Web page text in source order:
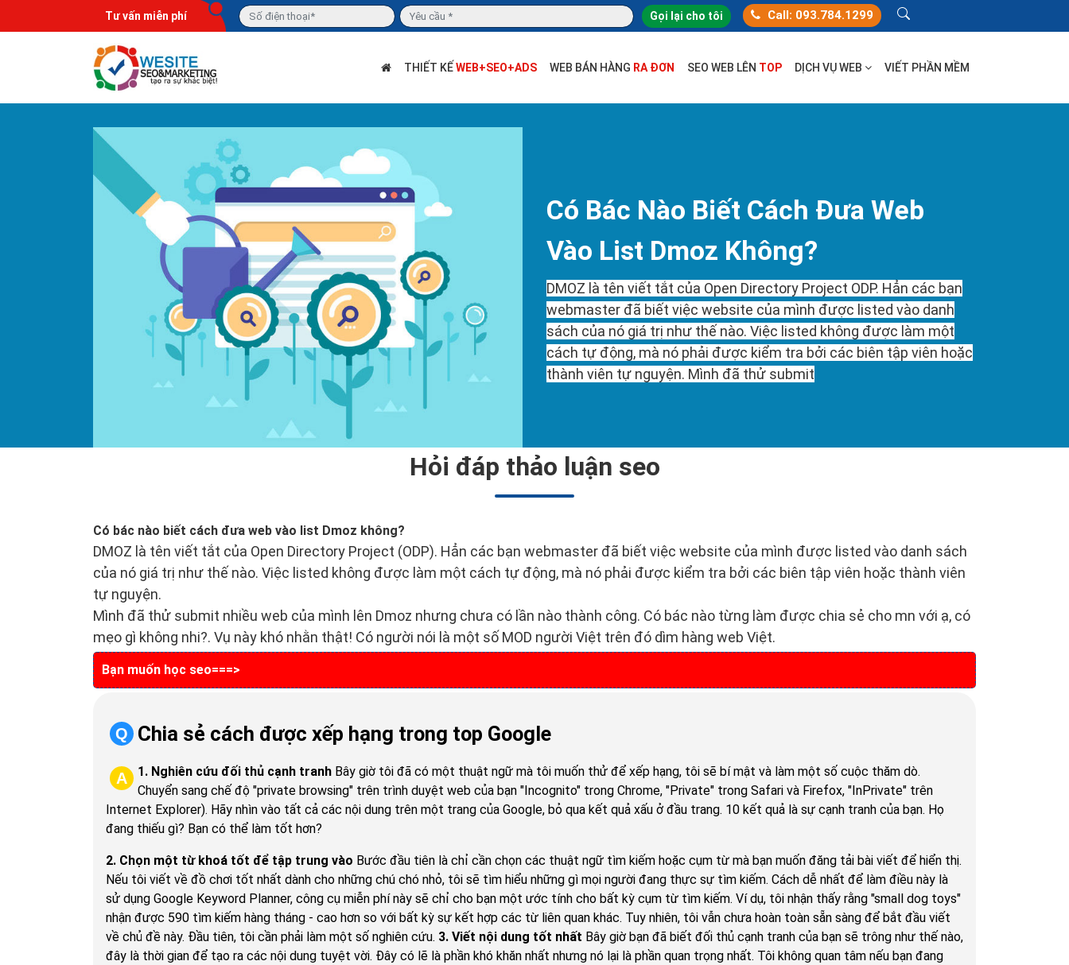
Tư vấn miễn phí Gọi lại cho tôi Call: 093.784.1299
THIẾT KẾWEB+SEO+ADS WEB BÁN HÀNG RA ĐƠN SEO WEB LÊN TOP DỊCH VỤ WEB VIẾT PHẦN MỀM
Có Bác Nào Biết Cách Đưa Web
Vào List Dmoz Không?
DMOZ là tên viết tắt của Open Directory Project ODP. Hẳn các bạn
webmaster đã biết việc website của mình được listed vào danh
sách của nó giá trị như thế nào. Việc listed không được làm một
cách tự động, mà nó phải được kiểm tra bởi các biên tập viên hoặc
thành viên tự nguyện. Mình đã thử submit
Hỏi đáp thảo luận seo
Có bác nào biết cách đưa web vào list Dmoz không?
DMOZ là tên viết tắt của Open Directory Project (ODP). Hẳn các bạn webmaster đã biết việc website của mình được listed vào danh sách
của nó giá trị như thế nào. Việc listed không được làm một cách tự động, mà nó phải được kiểm tra bởi các biên tập viên hoặc thành viên
tự nguyện.
Mình đã thử submit nhiều web của mình lên Dmoz nhưng chưa có lần nào thành công. Có bác nào từng làm được chia sẻ cho mn với ạ, có
mẹo gì không nhi?. Vụ này khó nhằn thật! Có người nói là một số MOD người Việt trên đó dìm hàng web Việt.
Bạn muốn học seo===>
Q Chia sẻ cách được xếp hạng trong top Google
A 1. Nghiên cứu đối thủ cạnh tranh Bây giờ tôi đã có một thuật ngữ mà tôi muốn thử để xếp hạng, tôi sẽ bí mật và làm một số cuộc thăm dò.
Chuyển sang chế độ "private browsing" trên trình duyệt web của bạn "Incognito" trong Chrome, "Private" trong Safari và Firefox, "InPrivate" trên
Internet Explorer). Hãy nhìn vào tất cả các nội dung trên một trang của Google, bỏ qua kết quả xấu ở đầu trang. 10 kết quả là sự cạnh tranh của bạn. Họ
đang thiếu gì? Bạn có thể làm tốt hơn?
2. Chọn một từ khoá tốt để tập trung vào Bước đầu tiên là chỉ cần chọn các thuật ngữ tìm kiếm hoặc cụm từ mà bạn muốn đăng tải bài viết để hiển thị.
Nếu tôi viết về đồ chơi tốt nhất dành cho những chú chó nhỏ, tôi sẽ tìm hiểu những gì mọi người đang thực sự tìm kiếm. Cách dễ nhất để làm điều này là
sử dụng Google Keyword Planner, công cụ miễn phí này sẽ chỉ cho bạn một ước tính cho bất kỳ cụm từ tìm kiếm. Ví dụ, tôi nhận thấy rằng "small dog toys"
nhận được 590 tìm kiếm hàng tháng - cao hơn so với bất kỳ sự kết hợp các từ liên quan khác. Tuy nhiên, tôi vẫn chưa hoàn toàn sẵn sàng để bắt đầu viết
về chủ đề này. Đầu tiên, tôi cần phải làm một số nghiên cứu. 3. Viết nội dung tốt nhất Bây giờ bạn đã biết đối thủ cạnh tranh của bạn sẽ trông như thế nào,
đây là thời gian để tạo ra các nội dung tuyệt vời. Đây có lẽ là phần khó khăn nhất nhưng nó lại là phần quan trọng nhất. Tôi không quan tâm nếu bạn đang